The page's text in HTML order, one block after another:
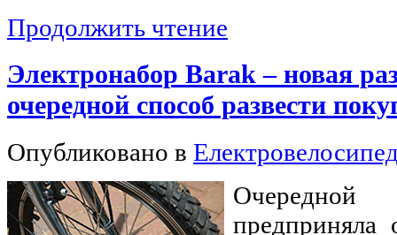
Продолжить чтение
Электронабор Barak – новая
очередной способ развести
Опубликовано в
Очередной
предприняла